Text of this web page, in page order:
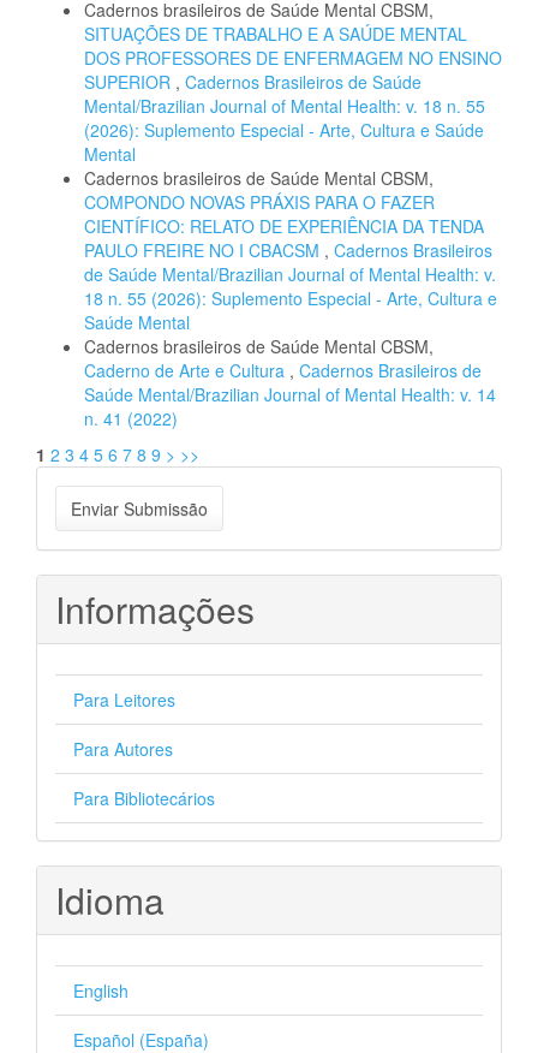
Cadernos brasileiros de Saúde Mental CBSM,
SITUAÇÕES DE TRABALHO E A SAÚDE MENTAL
DOS PROFESSORES DE ENFERMAGEM NO ENSINO
SUPERIOR , Cadernos Brasileiros de Saúde
Mental/Brazilian Journal of Mental Health: v. 18 n. 55
(2026): Suplemento Especial - Arte, Cultura e Saúde
Mental
Cadernos brasileiros de Saúde Mental CBSM,
COMPONDO NOVAS PRÁXIS PARA O FAZER
CIENTÍFICO: RELATO DE EXPERIÊNCIA DA TENDA
PAULO FREIRE NO I CBACSM , Cadernos Brasileiros
de Saúde Mental/Brazilian Journal of Mental Health: v.
18 n. 55 (2026): Suplemento Especial - Arte, Cultura e
Saúde Mental
Cadernos brasileiros de Saúde Mental CBSM,
Caderno de Arte e Cultura , Cadernos Brasileiros de
Saúde Mental/Brazilian Journal of Mental Health: v. 14
n. 41 (2022)
1 2 3 4 5 6 7 8 9 > >>
Enviar
Submissão
Enviar Submissão
Informações
Para Leitores
Para Autores
Para Bibliotecários
Idioma
English
Español (España)